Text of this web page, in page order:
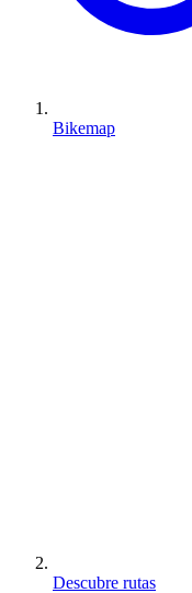
Bikemap
Descubre rutas